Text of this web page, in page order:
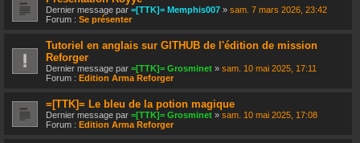
Dernier message par =[TTK]= Memphis007 » sam. 7 mars 2026, 23:42
Forum : Se présenter
Tutoriel en anglais sur GITHUB de l'édition de mission
Reforger
Dernier message par =[TTK]= Grosminet » sam. 10 mai 2025, 17:11
Forum : Edition Arma Reforger
=[TTK]= Le bleu de la potion magique
Dernier message par =[TTK]= Grosminet » sam. 10 mai 2025, 17:08
Forum : Edition Arma Reforger